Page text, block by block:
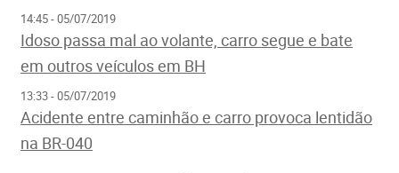
14:45 - 05/07/2019
Idoso passa mal ao volante, carro segue e bate
em outros veículos em BH
13:33 - 05/07/2019
Acidente entre caminhão e carro provoca lentidão
na BR-040